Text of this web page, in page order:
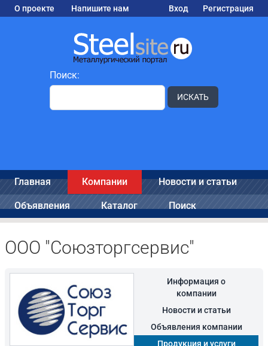
О проекте Напишите нам Вход Регистрация
Поиск:
ИСКАТЬ
Главная Компании Новости и статьи
Объявления Каталог Поиск
ООО "Союзторгсервис"
Информация о
компании
Новости и статьи
Объявления компании
Продукция и услуги